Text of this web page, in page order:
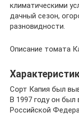
климатическими
дачный сезон,
разновидности.
Описание томата
Сорт Капия был
В 1997 году он был
Российской